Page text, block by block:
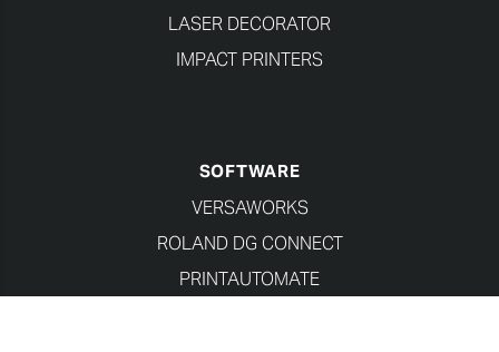
LASER DECORATOR
IMPACT PRINTERS
SOFTWARE
VERSAWORKS
ROLAND DG CONNECT
PRINTAUTOMATE